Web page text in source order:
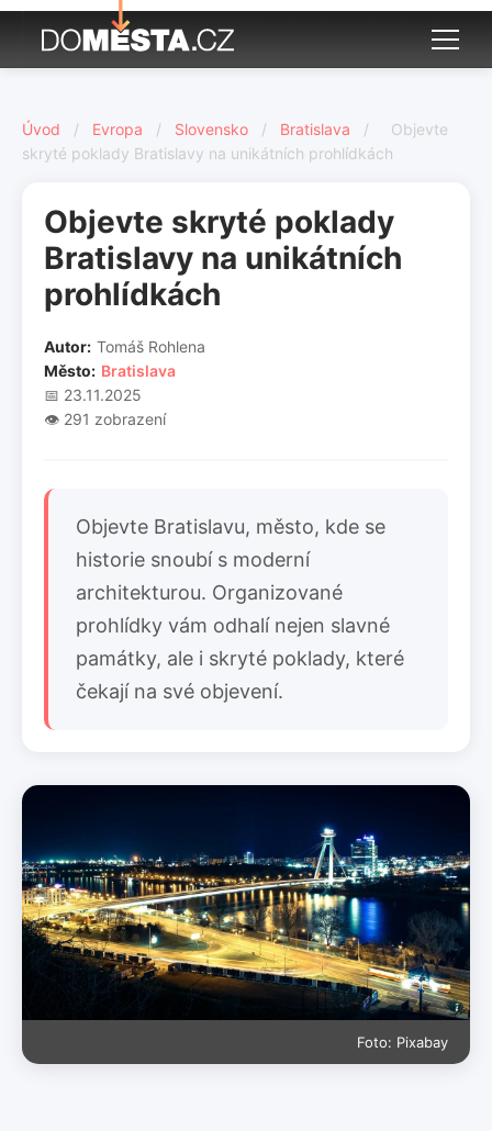
Úvod / Evropa / Slovensko / Bratislava /
Objevte
skryté poklady Bratislavy na unikátních prohlídkách
Objevte skryté poklady
Bratislavy na unikátních
prohlídkách
Autor: Tomáš Rohlena
Město: Bratislava
📅 23.11.2025
👁️ 291 zobrazení
Objevte Bratislavu, město, kde se
historie snoubí s moderní
architekturou. Organizované
prohlídky vám odhalí nejen slavné
památky, ale i skryté poklady, které
čekají na své objevení.
Foto: Pixabay